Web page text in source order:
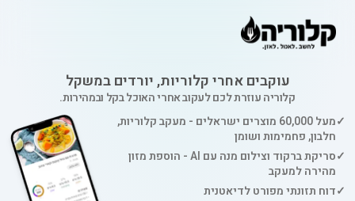
עוקבים אחרי קלוריות, יורדים במשקל
קלוריה עוזרת לכם לעקוב אחרי האוכל בקל ובמהירות.
✓
מעל 60,000 מוצרים ישראלים - מעקב קלוריות,
חלבון, פחמימות ושומן
✓
סריקת ברקוד וצילום מנה עם AI - הוספת מזון
מהירה למעקב
✓דוח תזונתי מפורט לדיאטנית